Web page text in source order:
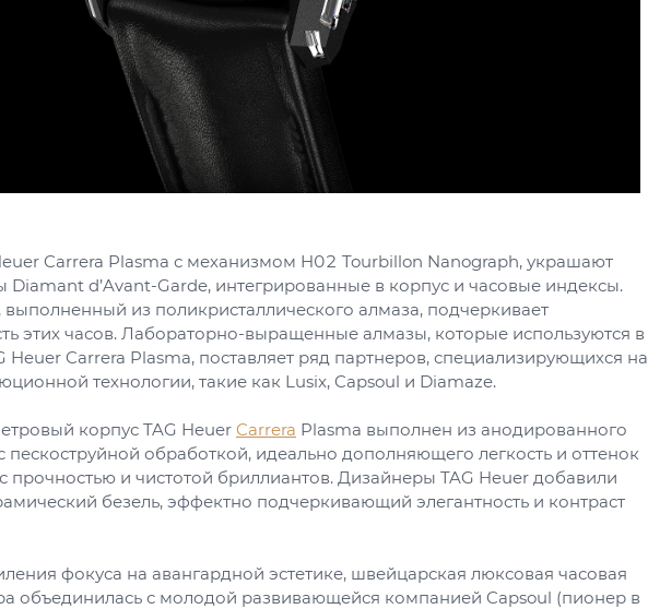
Carrera Plasma с механизмом H02 Tourbillon Nanograph, украшают
Diamant d’Avant-Garde, интегрированные в корпус и часовые индексы.
из поликристаллического алмаза, подчеркивает
этих часов. Лабораторно-выращенные алмазы, которые используются в
Heuer Carrera Plasma, поставляет ряд партнеров, специализирующихся на
технологии, такие как Lusix, Capsoul и Diamaze.
корпус TAG Heuer Carrera Plasma выполнен из анодированного
обработкой, идеально дополняющего легкость и оттенок
прочностью и чистотой бриллиантов. Дизайнеры TAG Heuer добавили
безель, эффектно подчеркивающий элегантность и контраст
фокуса на авангардной эстетике, швейцарская люксовая часовая
объединилась с молодой развивающейся компанией Capsoul (пионер в